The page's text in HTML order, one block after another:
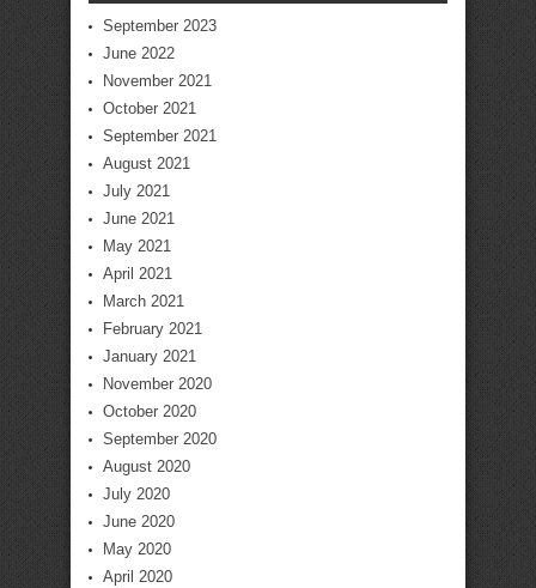
September 2023
June 2022
November 2021
October 2021
September 2021
August 2021
July 2021
June 2021
May 2021
April 2021
March 2021
February 2021
January 2021
November 2020
October 2020
September 2020
August 2020
July 2020
June 2020
May 2020
April 2020